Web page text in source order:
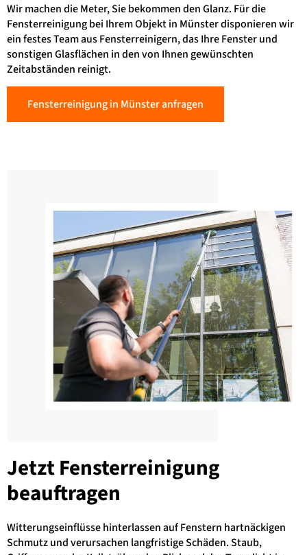
Wir machen die Meter, Sie bekommen den Glanz. Für die
Fensterreinigung bei Ihrem Objekt in Münster disponieren wir
ein festes Team aus Fensterreinigern, das Ihre Fenster und
sonstigen Glasflächen in den von Ihnen gewünschten
Zeitabständen reinigt.
Fensterreinigung in Münster anfragen
JetztFensterreinigung
beauftragen
Witterungseinflüsse hinterlassen auf Fenstern hartnäckigen
Schmutz und verursachen langfristige Schäden. Staub,